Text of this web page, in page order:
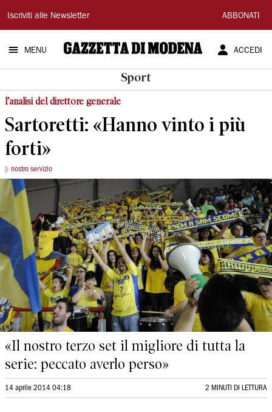
Gazzetta
di
Modena
Iscriviti alle Newsletter ABBONATI
MENU ACCEDI
Sport
l’analisi del direttore generale
Sartoretti: «Hanno vinto i più
forti»
nostro servizio
«Il nostro terzo set il migliore di tutta la
serie: peccato averlo perso»
14 aprile 2014 04:18 2 MINUTI DI LETTURA